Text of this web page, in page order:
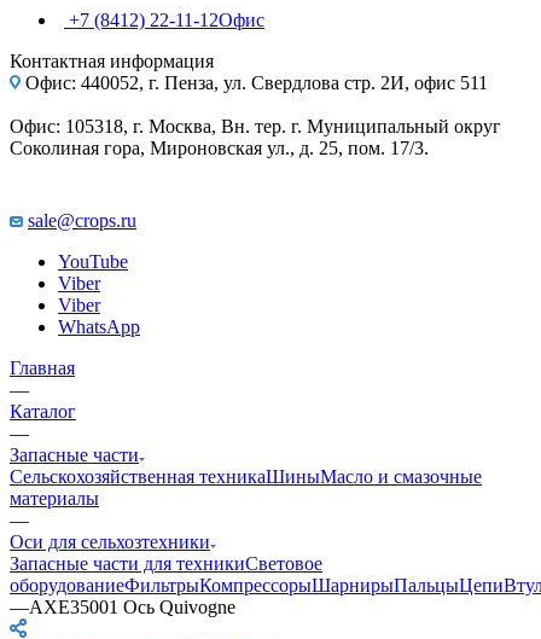
+7 (8412) 22-11-12Офис
Контактная информация
Офис: 440052, г. Пенза, ул. Свердлова стр. 2И, офис 511
Офис: 105318, г. Москва, Вн. тер. г. Муниципальный округ
Соколиная гора, Мироновская ул., д. 25, пом. 17/3.
sale@crops.ru
YouTube
Viber
Viber
WhatsApp
Главная
—
Каталог
—
Запасные части
Сельскохозяйственная техникаШиныМасло и смазочные
материалы
—
Оси для сельхозтехники
Запасные части для техникиСветовое
оборудованиеФильтрыКомпрессорыШарнирыПальцыЦепи
—AXE35001 Ось Quivogne